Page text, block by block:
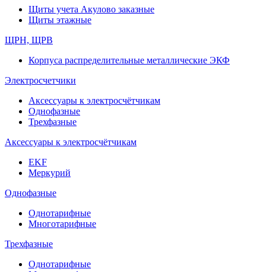
Щиты учета Акулово заказные
Щиты этажные
ЩРН, ЩРВ
Корпуса распределительные металлические ЭКФ
Электросчетчики
Аксессуары к электросчётчикам
Однофазные
Трехфазные
Аксессуары к электросчётчикам
EKF
Меркурий
Однофазные
Однотарифные
Многотарифные
Трехфазные
Однотарифные